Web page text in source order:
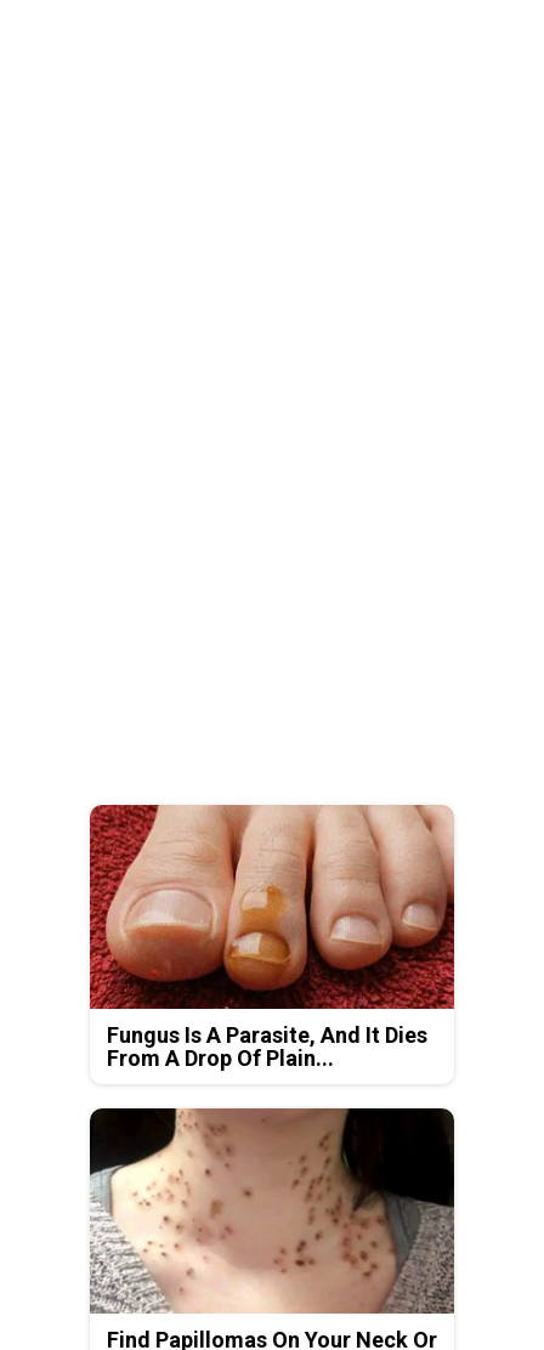
Fungus Is A Parasite, And It Dies
From A Drop Of Plain...
Find Papillomas On Your Neck Or